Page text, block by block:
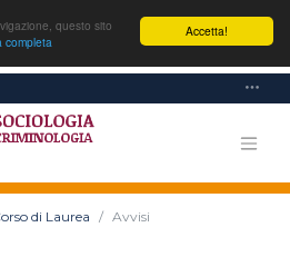
Accetta!
questo sito
completa
di Laurea Avvisi